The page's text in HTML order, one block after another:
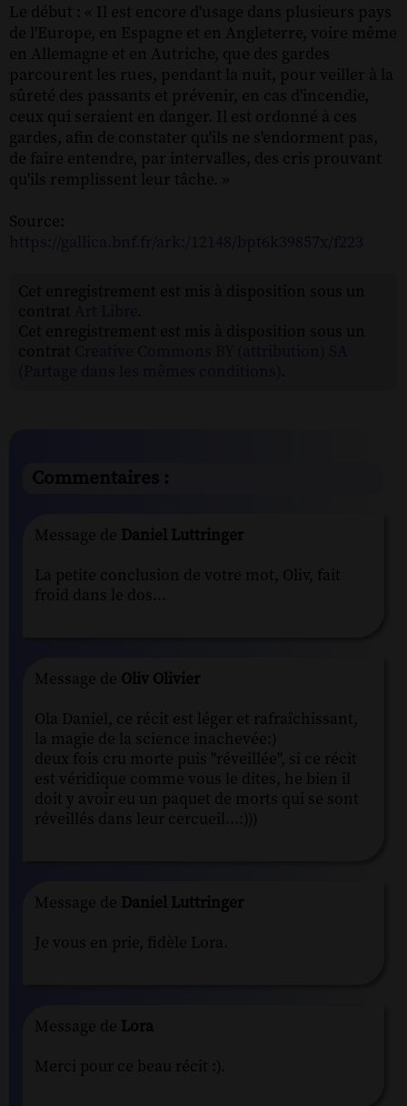
Le début : « Il est encore d'usage dans plusieurs pays
de l'Europe, en Espagne et en Angleterre, voire même
en Allemagne et en Autriche, que des gardes
parcourent les rues, pendant la nuit, pour veiller à la
sûreté des passants et prévenir, en cas d'incendie,
ceux qui seraient en danger. Il est ordonné à ces
gardes, afin de constater qu'ils ne s'endorment pas,
de faire entendre, par intervalles, des cris prouvant
qu'ils remplissent leur tâche. »
Source:
Commentaires :
Message de Daniel Luttringer
La petite conclusion de votre mot, Oliv, fait
froid dans le dos...
Message de Oliv Olivier
Ola Daniel, ce récit est léger et rafraîchissant,
la magie de la science inachevée:)
deux fois cru morte puis "réveillée", si ce récit
est véridique comme vous le dites, he bien il
doit y avoir eu un paquet de morts qui se sont
réveillés dans leur cercueil...:)))
Message de Daniel Luttringer
Je vous en prie, fidèle Lora.
Message de Lora
Merci pour ce beau récit :).